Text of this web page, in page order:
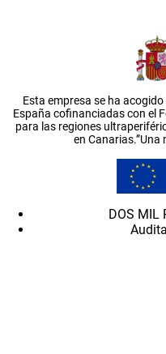
Esta empresa se ha
España cofinanciadas con el
para las regiones
en Canarias.”Una
DOS MIL